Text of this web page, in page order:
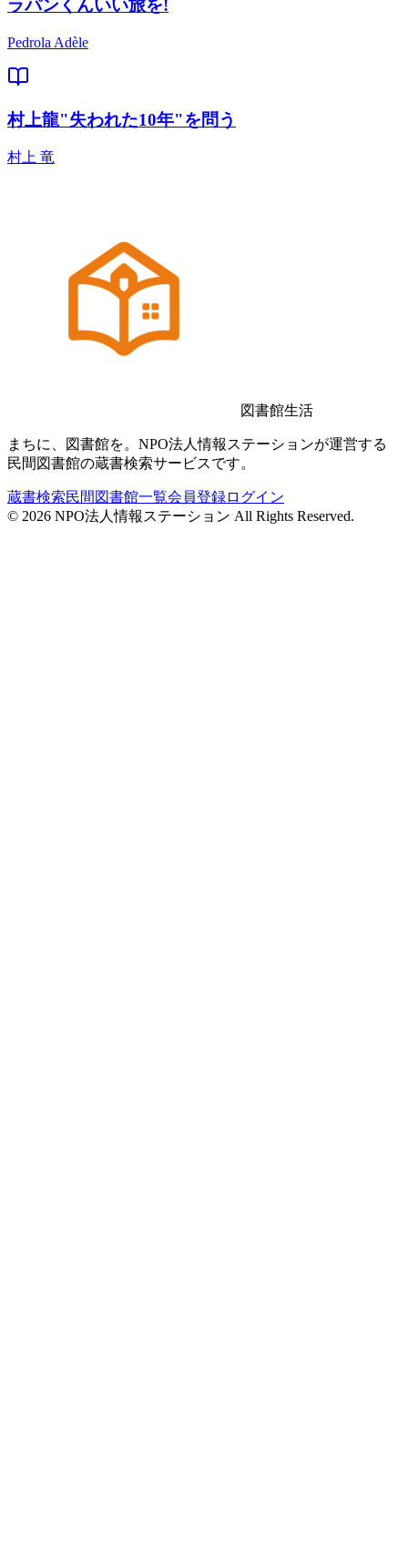
ラパンくんいい旅を!
Pedrola Adèle
村上龍"失われた10年"を問う
村上 竜
図書館生活
まちに、図書館を。NPO法人情報ステーションが運営する
民間図書館の蔵書検索サービスです。
蔵書検索民間図書館一覧会員登録ログイン
© 2026 NPO法人情報ステーション All Rights Reserved.